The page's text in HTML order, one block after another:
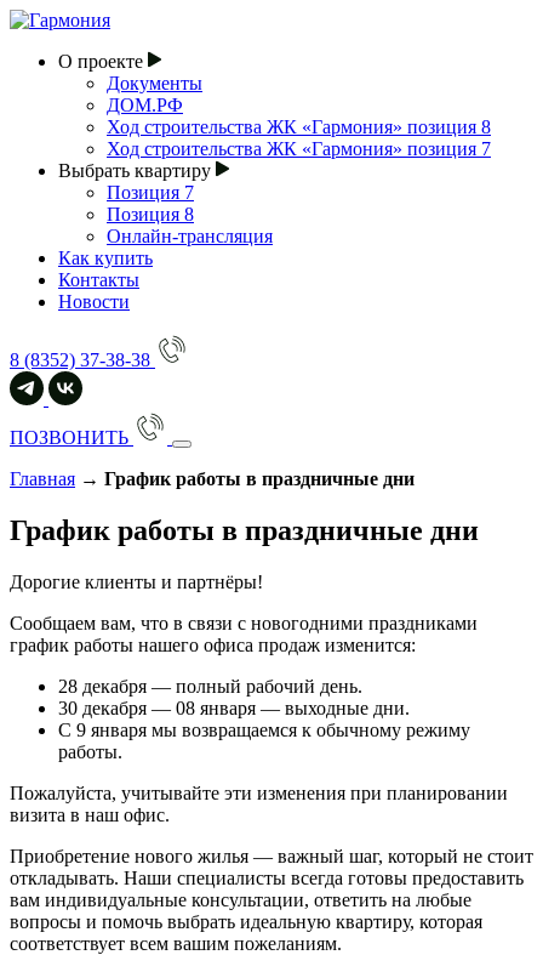
О проекте
Документы
ДОМ.РФ
Ход строительства ЖК «Гармония» позиция 8
Ход строительства ЖК «Гармония» позиция 7
Выбрать квартиру
Позиция 7
Позиция 8
Онлайн-трансляция
Как купить
Контакты
Новости
8 (8352) 37-38-38
ПОЗВОНИТЬ
Главная → График работы в праздничные дни
График работы в праздничные дни
Дорогие клиенты и партнёры!
Сообщаем вам, что в связи с новогодними праздниками
график работы нашего офиса продаж изменится:
28 декабря — полный рабочий день.
30 декабря — 08 января — выходные дни.
С 9 января мы возвращаемся к обычному режиму
работы.
Пожалуйста, учитывайте эти изменения при планировании
визита в наш офис.
Приобретение нового жилья — важный шаг, который не стоит
откладывать. Наши специалисты всегда готовы предоставить
вам индивидуальные консультации, ответить на любые
вопросы и помочь выбрать идеальную квартиру, которая
соответствует всем вашим пожеланиям.